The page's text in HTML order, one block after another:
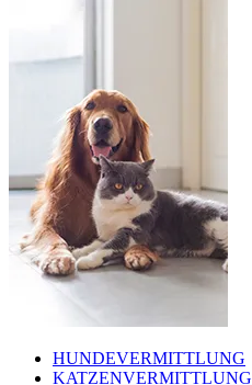
HUNDEVERMITTLUNG
KATZENVERMITTLUNG